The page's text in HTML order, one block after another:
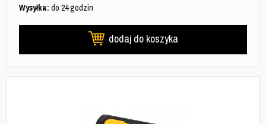
Wysyłka: do 24 godzin
dodaj do koszyka